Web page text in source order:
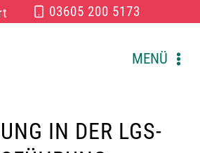
03605 200 5173
MENÜ
IN DER LGS-